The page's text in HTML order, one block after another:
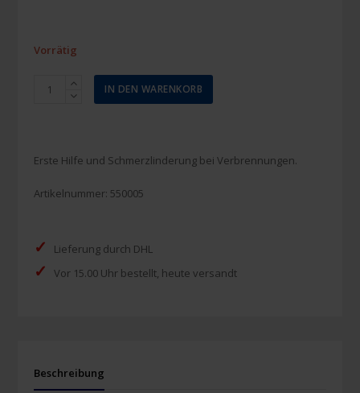
Vorrätig
Burnshield
(10
Menge
IN DEN WARENKORB
Erste Hilfe und Schmerzlinderung bei Verbrennungen.
Artikelnummer: 550005
✓ Lieferung durch DHL
✓ Vor 15.00 Uhr bestellt, heute versandt
Beschreibung